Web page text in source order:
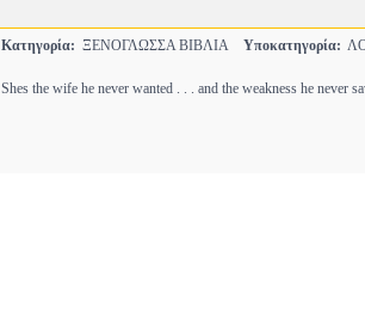
Κατηγορία: ΞΕΝΟΓΛΩΣΣΑ ΒΙΒΛΙΑ Υποκατηγορία:
Shes the wife he never wanted . . . and the weakness he